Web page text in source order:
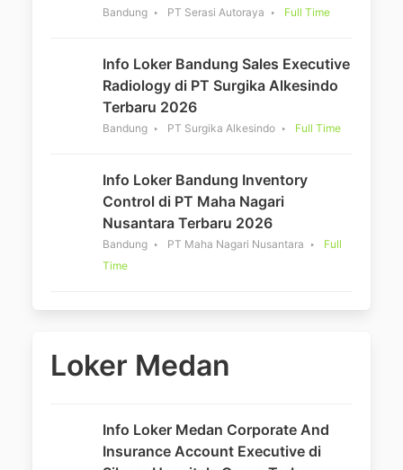
Bandung PT Serasi Autoraya Full Time
Info Loker Bandung Sales Executive
Radiology di PT Surgika Alkesindo
Terbaru 2026
Bandung PT Surgika Alkesindo Full Time
Info Loker Bandung Inventory
Control di PT Maha Nagari
Nusantara Terbaru 2026
Bandung PT Maha Nagari Nusantara
Full
Time
Loker Medan
Info Loker Medan Corporate And
Insurance Account Executive di